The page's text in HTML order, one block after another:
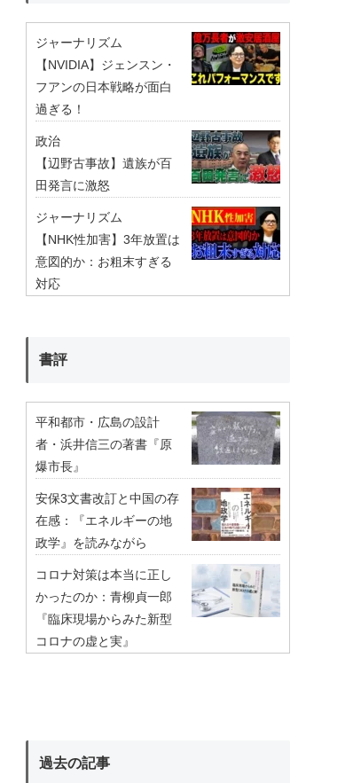
ジャーナリズム
【NVIDIA】ジェンスン・
フアンの日本戦略が面白
過ぎる！
政治
【辺野古事故】遺族が百
田発言に激怒
ジャーナリズム
【NHK性加害】3年放置は
意図的か：お粗末すぎる
対応
書評
平和都市・広島の設計
者・浜井信三の著書『原
爆市長』
安保3文書改訂と中国の存
在感：『エネルギーの地
政学』を読みながら
コロナ対策は本当に正し
かったのか：青柳貞一郎
『臨床現場からみた新型
コロナの虚と実』
過去の記事